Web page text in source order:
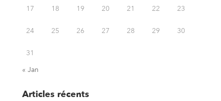
17 18 19 20 21 22 23
24 25 26 27 28 29 30
31
« Jan
Articles récents